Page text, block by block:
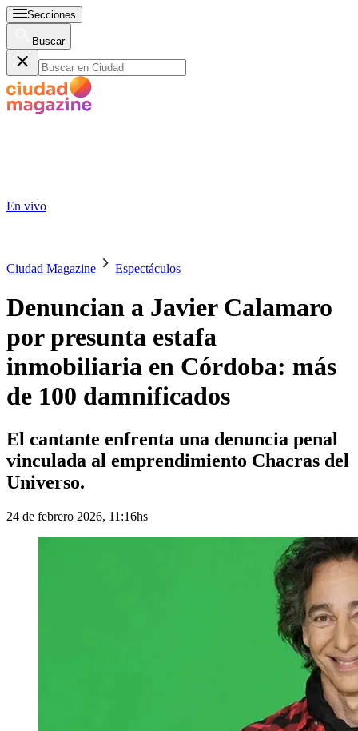
Secciones
Buscar
En vivo
Ciudad Magazine Espectáculos
Denuncian a Javier Calamaro
por presunta estafa
inmobiliaria en Córdoba: más
de 100 damnificados
El cantante enfrenta una denuncia penal
vinculada al emprendimiento Chacras del
Universo.
24 de febrero 2026, 11:16hs